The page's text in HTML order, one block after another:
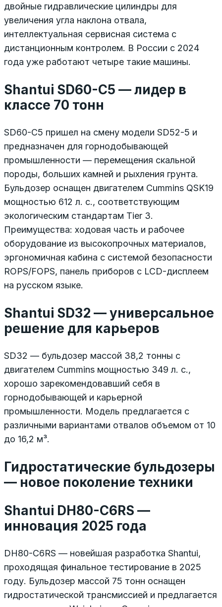
двойные гидравлические цилиндры для
увеличения угла наклона отвала,
интеллектуальная сервисная система с
дистанционным контролем. В России с 2024
года уже работают четыре такие машины.
Shantui SD60-C5 — лидер в
классе 70 тонн
SD60-C5 пришел на смену модели SD52-5 и
предназначен для горнодобывающей
промышленности — перемещения скальной
породы, больших камней и рыхления грунта.
Бульдозер оснащен двигателем Cummins QSK19
мощностью 612 л. с., соответствующим
экологическим стандартам Tier 3.
Преимущества: ходовая часть и рабочее
оборудование из высокопрочных материалов,
эргономичная кабина с системой безопасности
ROPS/FOPS, панель приборов с LCD-дисплеем
на русском языке.
Shantui SD32 — универсальное
решение для карьеров
SD32 — бульдозер массой 38,2 тонны с
двигателем Cummins мощностью 349 л. с.,
хорошо зарекомендовавший себя в
горнодобывающей и карьерной
промышленности. Модель предлагается с
различными вариантами отвалов объемом от 10
до 16,2 м³.
Гидростатические бульдозеры
— новое поколение техники
Shantui DH80-C6RS —
инновация 2025 года
DH80-C6RS — новейшая разработка Shantui,
проходящая финальное тестирование в 2025
году. Бульдозер массой 75 тонн оснащен
гидростатической трансмиссией и предлагается